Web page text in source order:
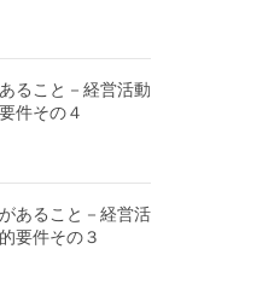
ること－経営活動
件その４
あること－経営活
要件その３